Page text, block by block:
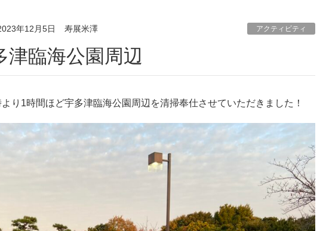
年12月5日 寿展米澤 アクティビティ
津臨海公園周辺
り1時間ほど宇多津臨海公園周辺を清掃奉仕させていただきました！